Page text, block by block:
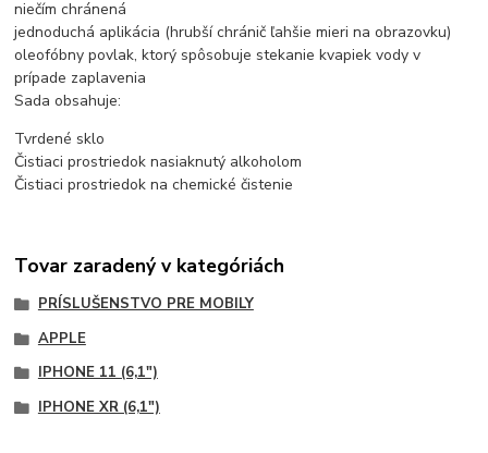
niečím chránená
jednoduchá aplikácia (hrubší chránič ľahšie mieri na obrazovku)
oleofóbny povlak, ktorý spôsobuje stekanie kvapiek vody v
prípade zaplavenia
Sada obsahuje:
Tvrdené sklo
Čistiaci prostriedok nasiaknutý alkoholom
Čistiaci prostriedok na chemické čistenie
Tovar zaradený v kategóriách
PRÍSLUŠENSTVO PRE MOBILY
APPLE
IPHONE 11 (6,1")
IPHONE XR (6,1")